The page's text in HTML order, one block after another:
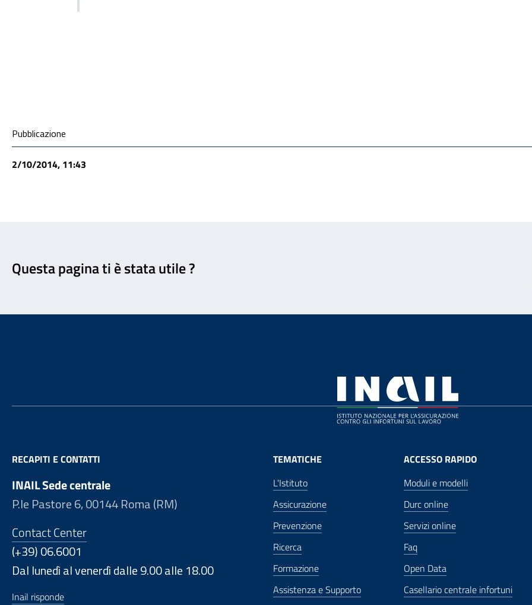
Condivisione social
Pubblicazione
2/10/2014, 11:43
Questa pagina ti è stata utile ?
RECAPITI E CONTATTI
INAIL Sede centrale
P.le Pastore 6, 00144 Roma (RM)
Contact Center
(+39) 06.6001
Dal lunedì al venerdì dalle 9.00 alle 18.00
Inail risponde
TEMATICHE
L'Istituto
Assicurazione
Prevenzione
Ricerca
Formazione
Assistenza e Supporto
ACCESSO RAPIDO
Moduli e modelli
Durc online
Servizi online
Faq
Open Data
Casellario centrale infortuni